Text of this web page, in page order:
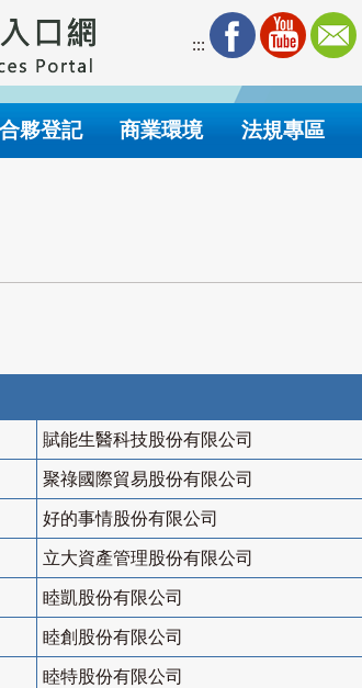
:::
夥登記 商業環境 法規專區
賦能生醫科技股份有限公司
聚祿國際貿易股份有限公司
好的事情股份有限公司
立大資產管理股份有限公司
睦凱股份有限公司
睦創股份有限公司
睦特股份有限公司